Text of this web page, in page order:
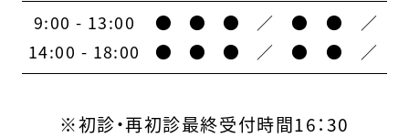
9:00 - 13:00
● ● ● ／ ● ●
／
14:00 - 18:00
● ● ● ／ ● ● ／
※初診・再初診最終受付時間16：30